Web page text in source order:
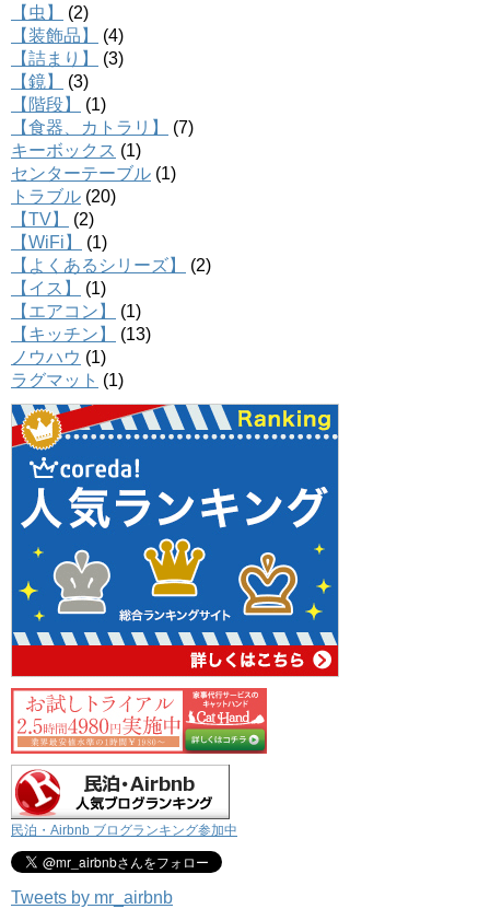
【虫】
(2)
【装飾品】
(4)
【詰まり】
(3)
【鏡】
(3)
【階段】
(1)
【食器、カトラリ】
(7)
キーボックス (1)
センターテーブル (1)
トラブル (20)
【TV】
(2)
【WiFi】
(1)
【よくあるシリーズ】
(2)
【イス】
(1)
【エアコン】
(1)
【キッチン】
(13)
ノウハウ (1)
ラグマット (1)
民泊・Airbnb ブログランキング参加中
Tweets by mr_airbnb